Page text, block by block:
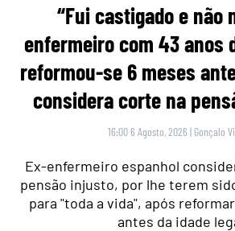
“Fui castigado e não
enfermeiro com 43 anos
reformou-se 6 meses
considera corte na
16:00 6 Agosto, 2026 | Gonçalo
Ex-enfermeiro espanhol
pensão injusto, por lhe terem
para "toda a vida", após
antes da idade